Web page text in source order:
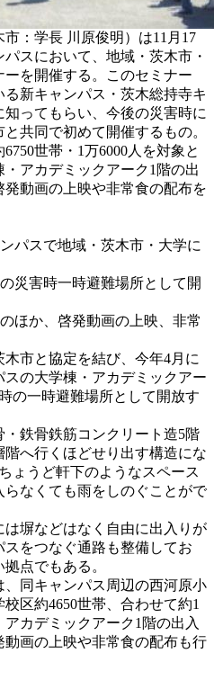
：学長 川原俊明）は11月17
スにおいて、地域・茨木市・
を開催する。このセミナー
新キャンパス・茨木総持寺キ
ってもらい、今後の災害時に
共同で初めて開催するもの。
世帯・1万6000人を対象と
アカデミックアーク1階の出
動画の上映や非常食の配布を
パスで地域・茨木市・大学に
災害時一時避難場所として開
ほか、啓発動画の上映、非常
市と協定を結び、今年4月に
の大学棟・アカデミックアー
の一時避難場所として開放す
鉄骨鉄筋コンクリート造5階
へ行くほどせり出す構造にな
ょうど軒下のようなスペース
なくても雨をしのぐことがで
塀などはなく自由に出入りが
をつなぐ通路も整備してお
点でもある。
同キャンパス周辺の西河原小
区約4650世帯、合わせて約1
カデミックアーク1階の出入
画の上映や非常食の配布も行